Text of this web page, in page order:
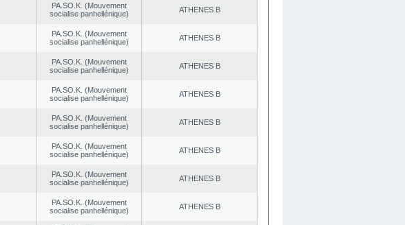
PA.SO.K. (Mouvement
socialise panhellénique)
ATHENES Β
PA.SO.K. (Mouvement
socialise panhellénique)
ATHENES Β
PA.SO.K. (Mouvement
socialise panhellénique)
ATHENES Β
PA.SO.K. (Mouvement
socialise panhellénique)
ATHENES Β
PA.SO.K. (Mouvement
socialise panhellénique)
ATHENES Β
PA.SO.K. (Mouvement
socialise panhellénique)
ATHENES Β
PA.SO.K. (Mouvement
socialise panhellénique)
ATHENES Β
PA.SO.K. (Mouvement
socialise panhellénique)
ATHENES Β